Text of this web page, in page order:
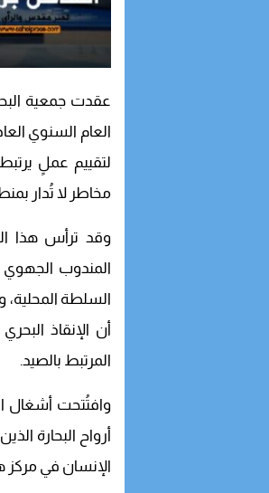
لتقييم عملٍ
مخاطر لا تُدار
وقد ترأس هذا
المندوب الجهوي
السلطة
أن الإنقاذ
المرتبط بالصيد.
وافتُتحت أشغال
الإنسان في مركز